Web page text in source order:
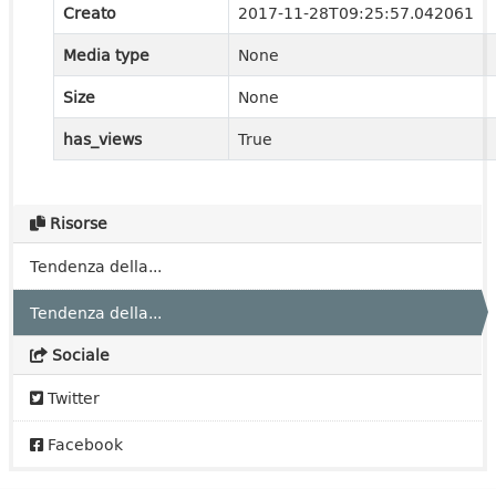
Risorse
Tendenza della...
Tendenza della...
Sociale
Twitter
Facebook
Creato
2017-11-28T09:25:57.042061
Media type
None
Size
None
has_views
True